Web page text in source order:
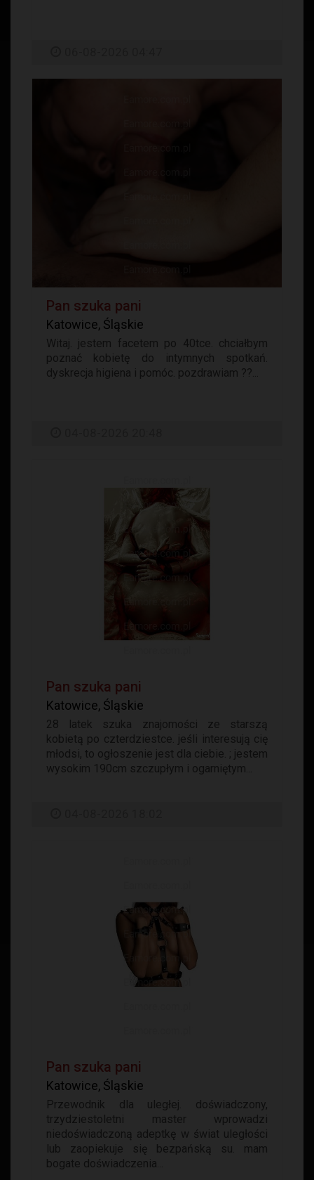
Pan szuka pani
Katowice, Śląskie
Witaj. jestem facetem po 40tce. chciałbym
poznać kobietę do intymnych spotkań.
dyskrecja higiena i pomóc. pozdrawiam ??...
Pan szuka pani
Katowice, Śląskie
28 latek szuka znajomości ze starszą
kobietą po czterdziestce. jeśli interesują cię
młodsi, to ogłoszenie jest dla ciebie. ; jestem
wysokim 190cm szczupłym i ogarniętym...
Pan szuka pani
Katowice, Śląskie
Przewodnik dla uległej. doświadczony,
trzydziestoletni master wprowadzi
niedoświadczoną adeptkę w świat uległości
lub zaopiekuje się bezpańską su. mam
bogate doświadczenia...